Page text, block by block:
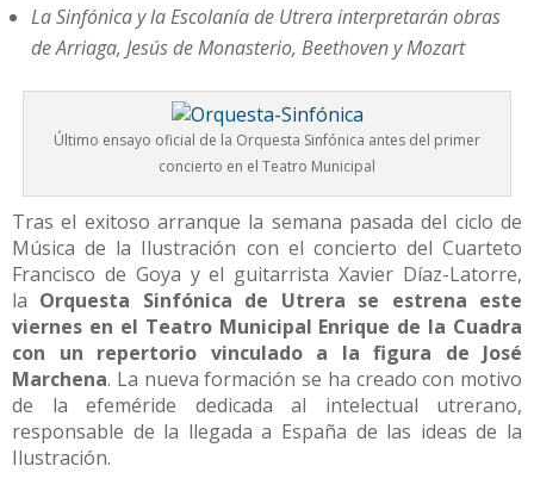
La Sinfónica y la Escolanía de Utrera interpretarán obras
de Arriaga, Jesús de Monasterio, Beethoven y Mozart
Último ensayo oficial de la Orquesta Sinfónica antes del primer
concierto en el Teatro Municipal
Tras el exitoso arranque la semana pasada del ciclo de
Música de la Ilustración con el concierto del Cuarteto
Francisco de Goya y el guitarrista Xavier Díaz-Latorre,
la Orquesta Sinfónica de Utrera se estrena este
viernes en el Teatro Municipal Enrique de la Cuadra
con un repertorio vinculado a la figura de José
Marchena. La nueva formación se ha creado con motivo
de la efeméride dedicada al intelectual utrerano,
responsable de la llegada a España de las ideas de la
Ilustración.